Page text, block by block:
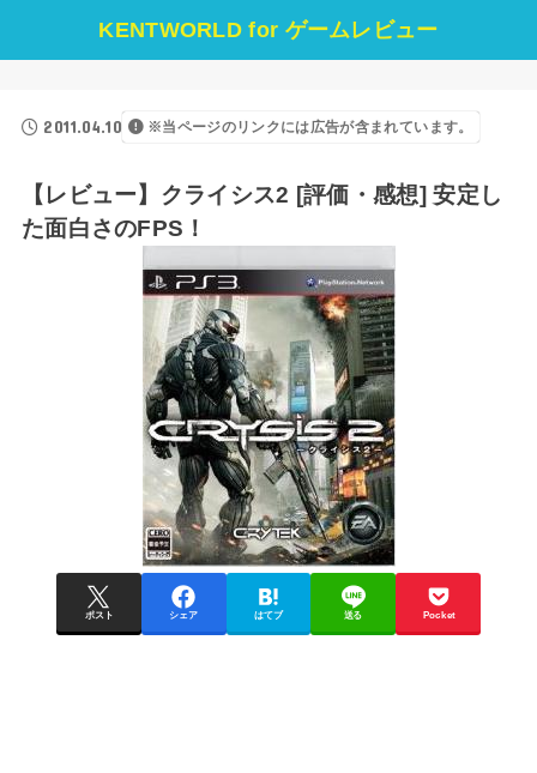
KENTWORLD for ゲームレビュー
2011.04.10 ※当ページのリンクには広告が含まれています。
【レビュー】クライシス2 [評価・感想] 安定し
た面白さのFPS！
ポスト シェア はてブ 送る Pocket